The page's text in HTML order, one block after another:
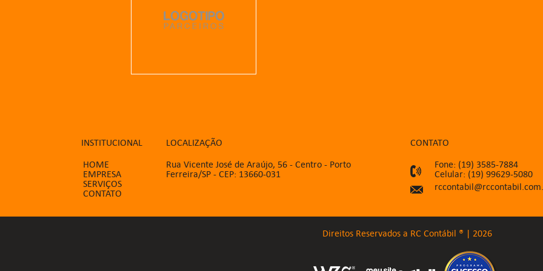
INSTITUCIONAL
HOME
EMPRESA
SERVIÇOS
CONTATO
LOCALIZAÇÃO
Rua Vicente José de Araújo, 56 - Centro - Porto
Ferreira/SP - CEP: 13660-031
CONTATO
Fone: (19) 3585-7884
Celular: (19) 99629-5080
Direitos Reservados a RC Contábil ® | 2026